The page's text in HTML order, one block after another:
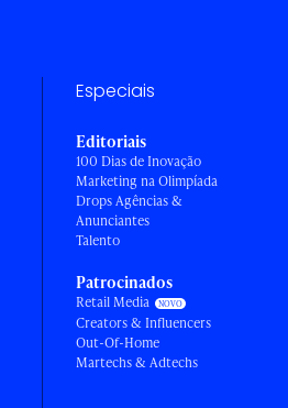
Especiais
Editoriais
100 Dias de Inovação
Marketing na Olimpíada
Drops Agências &
Anunciantes
Talento
Patrocinados
Retail Media
Creators & Influencers
Out-Of-Home
Martechs & Adtechs